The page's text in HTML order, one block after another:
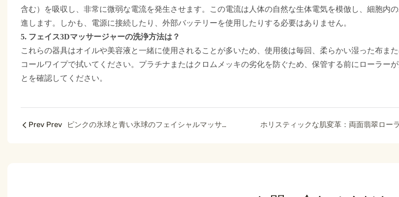
含む）を吸収し、非常に微弱な電流を発生させます。この電流は人体の自然な生体電気を模倣し、細胞内
進します。しかも、電源に接続したり、外部バッテリーを使用したりする必要はありません。
5. フェイス3Dマッサージャーの洗浄方法は？
これらの器具はオイルや美容液と一緒に使用されることが多いため、使用後は毎回、柔らかい湿った布ま
コールワイプで拭いてください。プラチナまたはクロムメッキの劣化を防ぐため、保管する前にローラー
とを確認してください。
Prev Prev ピンクの氷球と青い氷球のフェイシャルマッサージャーで、美容と冷却スキンケアを。